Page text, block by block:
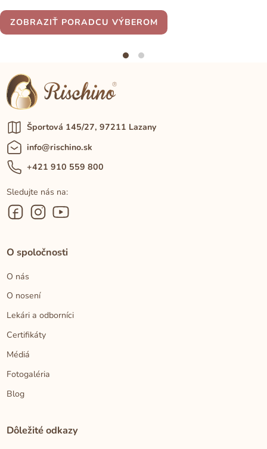
ZOBRAZIŤ PORADCU VÝBEROM
Športová 145/27, 97211 Lazany
info@rischino.sk
+421 910 559 800
Sledujte nás na:
O spoločnosti
O nás
O nosení
Lekári a odborníci
Certifikáty
Médiá
Fotogaléria
Blog
Dôležité odkazy